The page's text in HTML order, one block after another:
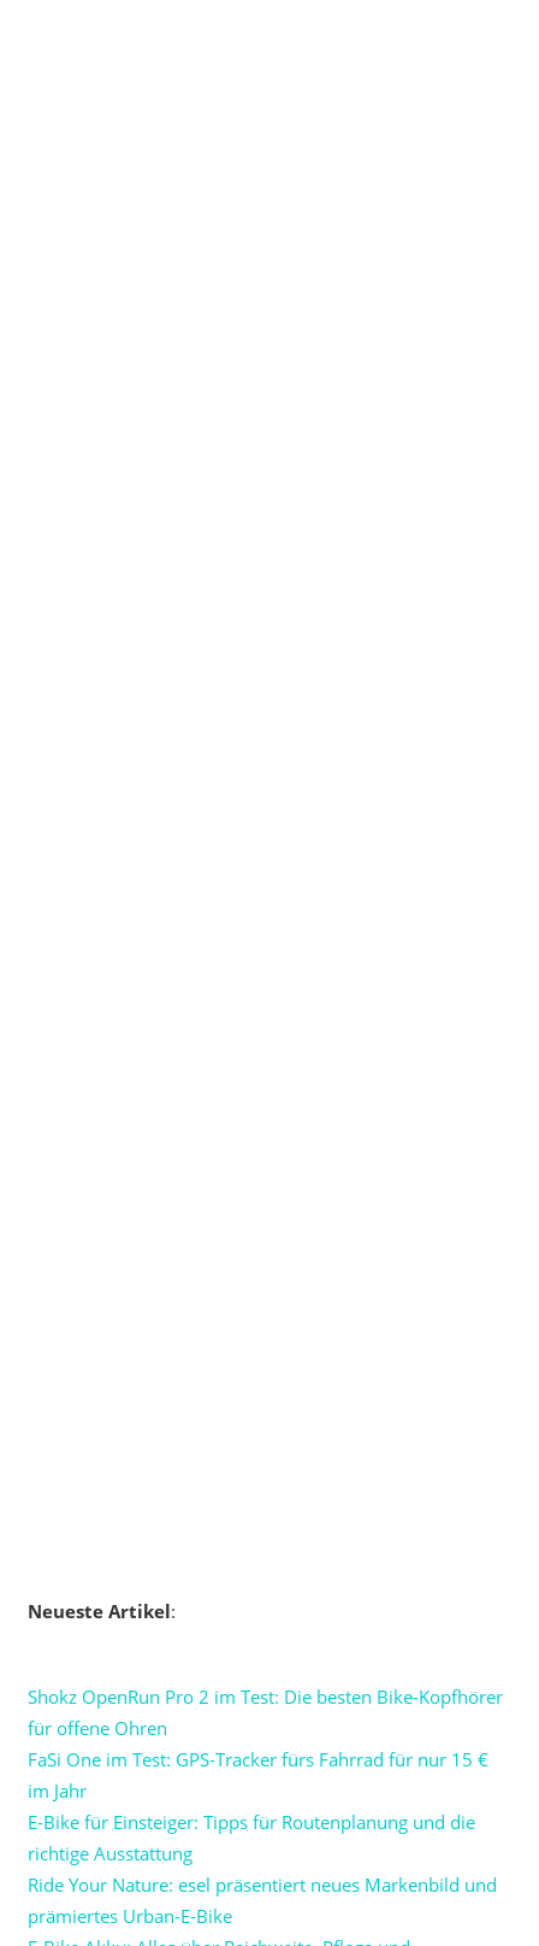
Neueste Artikel:
Shokz OpenRun Pro 2 im Test: Die besten Bike-Kopfhörer
für offene Ohren
FaSi One im Test: GPS-Tracker fürs Fahrrad für nur 15 €
im Jahr
E-Bike für Einsteiger: Tipps für Routenplanung und die
richtige Ausstattung
Ride Your Nature: esel präsentiert neues Markenbild und
prämiertes Urban-E-Bike